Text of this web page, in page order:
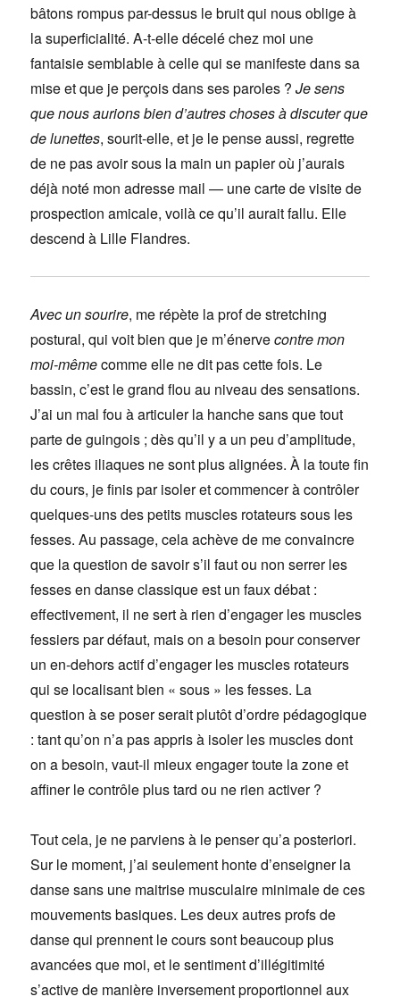
bâtons rompus par-dessus le bruit qui nous oblige à
la superficialité. A-t-elle décelé chez moi une
fantaisie semblable à celle qui se manifeste dans sa
mise et que je perçois dans ses paroles ?Je sens
que nous aurions bien d’autres choses à discuter que
de lunettes, sourit-elle, et je le pense aussi, regrette
de ne pas avoir sous la main un papier où j’aurais
déjà noté mon adresse mail — une carte de visite de
prospection amicale, voilà ce qu’il aurait fallu. Elle
descend à Lille Flandres.
Avec un sourire, me répète la prof de stretching
postural, qui voit bien que je m’énervecontremon
moi-mêmecomme elle ne dit pas cette fois. Le
bassin, c’est le grand flou au niveau des sensations.
J’ai un mal fou à articuler la hanche sans que tout
parte de guingois ; dès qu’il y a un peu d’amplitude,
les crêtes iliaques ne sont plus alignées. À la toute fin
du cours, je finis par isoler et commencer à contrôler
quelques-uns des petits muscles rotateurs sous les
fesses. Au passage, cela achève de me convaincre
que la question de savoir s’il faut ou non serrer les
fesses en danse classique est un faux débat :
effectivement, il ne sert à rien d’engager les muscles
fessiers par défaut, mais on a besoin pour conserver
un en-dehors actif d’engager les muscles rotateurs
qui se localisant bien « sous » les fesses. La
question à se poser serait plutôt d’ordre pédagogique
: tant qu’on n’a pas appris à isoler les muscles dont
on a besoin, vaut-il mieux engager toute la zone et
affiner le contrôle plus tard ou ne rien activer ?
Tout cela, je ne parviens à le penser qu’a posteriori.
Sur le moment, j’ai seulement honte d’enseigner la
danse sans une maitrise musculaire minimale de ces
mouvements basiques. Les deux autres profs de
danse qui prennent le cours sont beaucoup plus
avancées que moi, et le sentiment d’illégitimité
s’active de manière inversement proportionnel aux